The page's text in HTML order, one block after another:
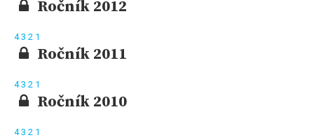
Ročník 2012
43 2 1
Ročník 2011
43 2 1
Ročník 2010
43 2 1